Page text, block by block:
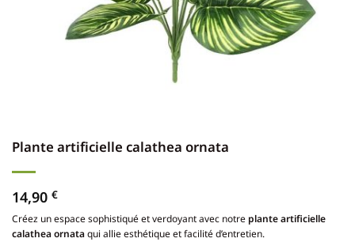
Plante artificielle calathea ornata
14,90 €
Créez un espace sophistiqué et verdoyant avec notre plante artificielle
calathea ornataqui allie esthétique et facilité d’entretien.